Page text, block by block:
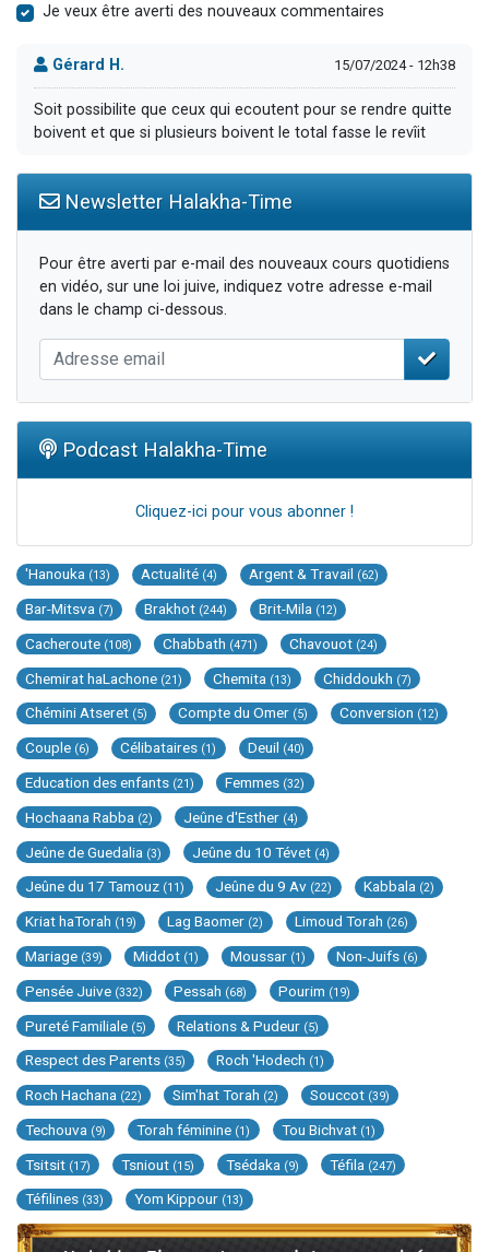
Je veux être averti des nouveaux commentaires
Gérard H. 15/07/2024 - 12h38
Soit possibilite que ceux qui ecoutent pour se rendre quitte
boivent et que si plusieurs boivent le total fasse le revîit
Newsletter Halakha-Time
Pour être averti par e-mail des nouveaux cours quotidiens
en vidéo, sur une loi juive, indiquez votre adresse e-mail
dans le champ ci-dessous.
Podcast Halakha-Time
Cliquez-ici pour vous abonner !
'Hanouka (13) Actualité (4) Argent & Travail (62)
Bar-Mitsva (7) Brakhot (244) Brit-Mila (12)
Cacheroute (108) Chabbath (471) Chavouot (24)
Chemirat haLachone (21) Chemita (13) Chiddoukh (7)
Chémini Atseret (5) Compte du Omer (5) Conversion (12)
Couple (6) Célibataires (1) Deuil (40)
Education des enfants (21) Femmes (32)
Hochaana Rabba (2) Jeûne d'Esther (4)
Jeûne de Guedalia (3) Jeûne du 10 Tévet (4)
Jeûne du 17 Tamouz (11) Jeûne du 9 Av (22) Kabbala (2)
Kriat haTorah (19) Lag Baomer (2) Limoud Torah (26)
Mariage (39) Middot (1) Moussar (1) Non-Juifs (6)
Pensée Juive (332) Pessah (68) Pourim (19)
Pureté Familiale (5) Relations & Pudeur (5)
Respect des Parents (35) Roch 'Hodech (1)
Roch Hachana (22) Sim'hat Torah (2) Souccot (39)
Techouva (9) Torah féminine (1) Tou Bichvat (1)
Tsitsit (17) Tsniout (15) Tsédaka (9) Téfila (247)
Téfilines (33) Yom Kippour (13)